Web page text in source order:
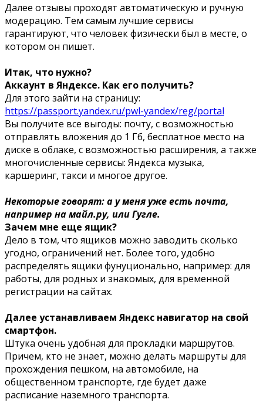
Далее отзывы проходят автоматическую и ручную
модерацию. Тем самым лучшие сервисы
гарантируют, что человек физически был в месте, о
котором он пишет.
Итак, что нужно?
Аккаунт в Яндексе. Как его получить?
Для этого зайти на страницу:
https://passport.yandex.ru/pwl-yandex/reg/portal
Вы получите все выгоды: почту, с возможностью
отправлять вложения до 1 Гб, бесплатное место на
диске в облаке, с возможностью расширения, а также
многочисленные сервисы: Яндекса музыка,
каршеринг, такси и многое другое.
Некоторые говорят: а у меня уже есть почта,
например на майл.ру, или Гугле.
Зачем мне еще ящик?
Дело в том, что ящиков можно заводить сколько
угодно, ограничений нет. Более того, удобно
распределять ящики фунуционально, например: для
работы, для родных и знакомых, для временной
регистрации на сайтах.
Далее устанавливаем Яндекс навигатор на свой
смартфон.
Штука очень удобная для прокладки маршрутов.
Причем, кто не знает, можно делать маршруты для
прохождения пешком, на автомобиле, на
общественном транспорте, где будет даже
расписание наземного транспорта.